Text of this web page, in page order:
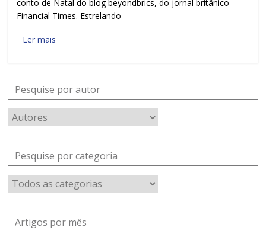
conto de Natal do blog beyondbrics, do jornal britânico
Financial Times. Estrelando
Ler mais
Pesquise por autor
Pesquise por categoria
Artigos por mês